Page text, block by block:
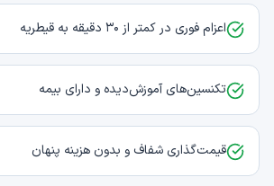
اعزام فوری در کمتر از ۳۰ دقیقه به قیطریه
تکنسین‌های آموزش‌دیده و دارای بیمه
قیمت‌گذاری شفاف و بدون هزینه پنهان